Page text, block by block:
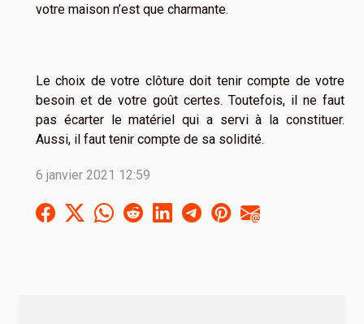
votre maison n’est que charmante.
Le choix de votre clôture doit tenir compte de votre
besoin et de votre goût certes. Toutefois, il ne faut
pas écarter le matériel qui a servi à la constituer.
Aussi, il faut tenir compte de sa solidité.
6 janvier 2021 12:59